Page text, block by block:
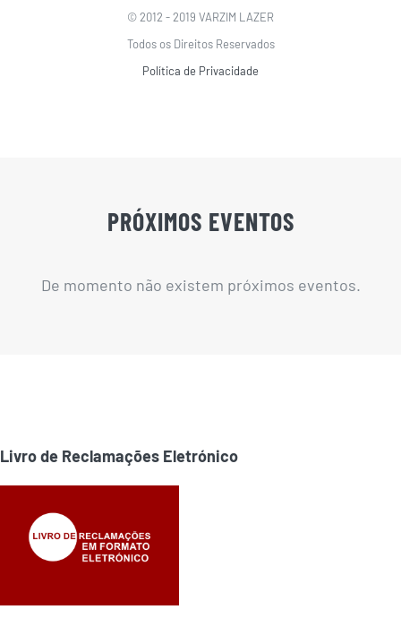
© 2012 - 2019 VARZIM LAZER
Todos os Direitos Reservados
Política de Privacidade
PRÓXIMOS EVENTOS
De momento não existem próximos eventos.
Livro de Reclamações Eletrónico